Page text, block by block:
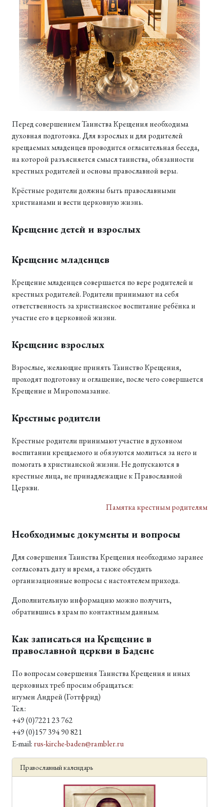
Перед совершением Таинства Крещения необходима
духовная подготовка. Для взрослых и для родителей
крещаемых младенцев проводится огласительная беседа,
на которой разъясняется смысл таинства, обязанности
крестных родителей и основы православной веры.
Крёстные родители должны быть православными
христианами и вести церковную жизнь.
Крещение детей и взрослых
Крещение младенцев
Крещение младенцев совершается по вере родителей и
крестных родителей. Родители принимают на себя
ответственность за христианское воспитание ребёнка и
участие его в церковной жизни.
Крещение взрослых
Взрослые, желающие принять Таинство Крещения,
проходят подготовку и оглашение, после чего совершается
Крещение и Миропомазание.
Крестные родители
Крестные родители принимают участие в духовном
воспитании крещаемого и обязуются молиться за него и
помогать в христианской жизни. Не допускаются в
крестные лица, не принадлежащие к Православной
Церкви.
Памятка крестным родителям
Необходимые документы и вопросы
Для совершения Таинства Крещения необходимо заранее
согласовать дату и время, а также обсудить
организационные вопросы с настоятелем прихода.
Дополнительную информацию можно получить,
обратившись в храм по контактным данным.
Как записаться на Крещение в
православной церкви в Бадене
По вопросам совершения Таинства Крещения и иных
церковных треб просим обращаться:
игумен Андрей (Готтфрид)
Тел.:
+49 (0)7221 23 762
+49 (0)157 394 90 821
E-mail: rus-kirche-baden@rambler.ru
Православный календарь